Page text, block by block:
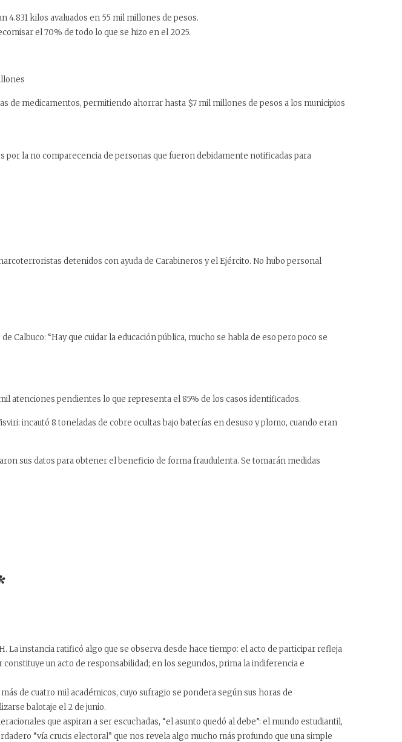
kilos avaluados en 55 mil millones de pesos.
el 70% de todo lo que se hizo en el 2025.
de medicamentos, permitiendo ahorrar hasta $7 mil millones de pesos a los municipios
la no comparecencia de personas que fueron debidamente notificadas para
detenidos con ayuda de Carabineros y el Ejército. No hubo personal
Calbuco: “Hay que cuidar la educación pública, mucho se habla de eso pero poco se
atenciones pendientes lo que representa el 85% de los casos identificados.
incautó 8 toneladas de cobre ocultas bajo baterías en desuso y plomo, cuando eran
sus datos para obtener el beneficio de forma fraudulenta. Se tomarán medidas
La instancia ratificó algo que se observa desde hace tiempo: el acto de participar refleja
un acto de responsabilidad; en los segundos, prima la indiferencia e
de cuatro mil académicos, cuyo sufragio se pondera según sus horas de
balotaje el 2 de junio.
que aspiran a ser escuchadas, “el asunto quedó al debe”: el mundo estudiantil,
“vía crucis electoral” que nos revela algo mucho más profundo que una simple